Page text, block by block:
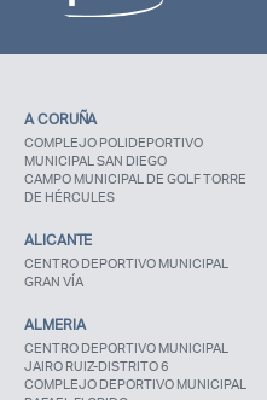
A CORUÑA
COMPLEJO POLIDEPORTIVO
MUNICIPAL SAN DIEGO
CAMPO MUNICIPAL DE GOLF TORRE
DE HÉRCULES
ALICANTE
CENTRO DEPORTIVO MUNICIPAL
GRAN VÍA
ALMERIA
CENTRO DEPORTIVO MUNICIPAL
JAIRO RUIZ-DISTRITO 6
COMPLEJO DEPORTIVO MUNICIPAL